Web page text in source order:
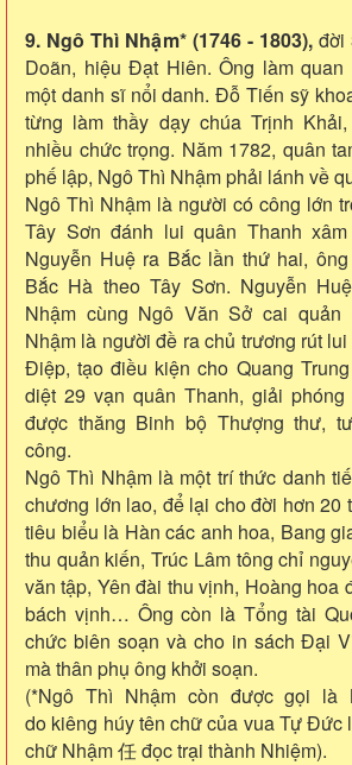
9. Ngô Thì Nhậm* (1746 - 1803), đời
Doãn, hiệu Đạt Hiên. Ông làm
một danh sĩ nổi danh. Đỗ Tiến sỹ
từng làm thầy dạy chúa Trịnh
nhiều chức trọng. Năm 1782, quân
phế lập, Ngô Thì Nhậm phải lánh về
Ngô Thì Nhậm là người có công lớn
Tây Sơn đánh lui quân Thanh
Nguyễn Huệ ra Bắc lần thứ hai,
Bắc Hà theo Tây Sơn. Nguyễn
Nhậm cùng Ngô Văn Sở cai
Nhậm là người đề ra chủ trương rút
Điệp, tạo điều kiện cho Quang
diệt 29 vạn quân Thanh, giải phóng
được thăng Binh bộ Thượng thư,
công.
Ngô Thì Nhậm là một trí thức danh
chương lớn lao, để lại cho đời hơn 20
tiêu biểu là Hàn các anh hoa, Bang
thu quản kiến, Trúc Lâm tông chỉ
văn tập, Yên đài thu vịnh, Hoàng hoa
bách vịnh… Ông còn là Tổng tài
chức biên soạn và cho in sách Đại
mà thân phụ ông khởi soạn.
(*Ngô Thì Nhậm còn được gọi là
do kiêng húy tên chữ của vua Tự Đức
chữ Nhậm 任 đọc trại thành Nhiệm).